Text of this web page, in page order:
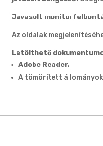
Javasolt
Az oldalak
Letölthető
Adobe Reader.
A tömörített állományok